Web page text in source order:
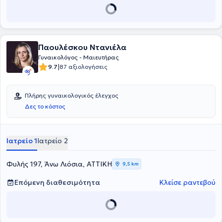
ιατρείο του πραγματοποιείται έγχρωμη γυναικολογική και
μαιευτική υπερηχοτομογραφία, κολποσκόπηση, λήψη βιοψιών και
Παουλέσκου Ντανιέλα
Γυναικολόγος - Μαιευτήρας
9.7|87 αξιολογήσεις
Πλήρης γυναικολογικός έλεγχος
Δες το κόστος
Ιατρείο 1Ιατρείο 2
Φυλής 197, Άνω Λιόσια, ΑΤΤΙΚΗ 9,5 km
Επόμενη διαθεσιμότητα Κλείσε ραντεβού